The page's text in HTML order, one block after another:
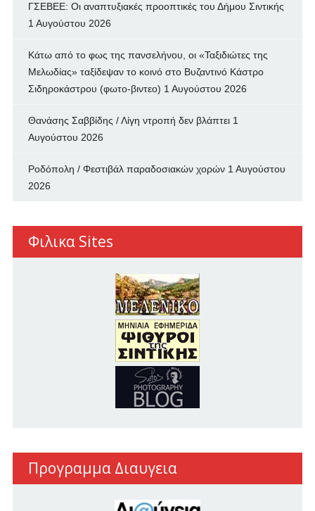
ΓΣΕΒΕΕ: Οι αναπτυξιακές προοπτικές του Δήμου Σιντικής
1 Αυγούστου 2026
Κάτω από το φως της πανσελήνου, οι «Ταξιδιώτες της
Μελωδίας» ταξίδεψαν το κοινό στο Βυζαντινό Κάστρο
Σιδηροκάστρου (φωτο-βιντεο) 1 Αυγούστου 2026
Θανάσης Σαββίδης / Λίγη ντροπή δεν βλάπτει 1
Αυγούστου 2026
Ροδόπολη / Φεστιβάλ παραδοσιακών χορών 1 Αυγούστου
2026
Φιλικα Sites
Προγραμμα Διαυγεια